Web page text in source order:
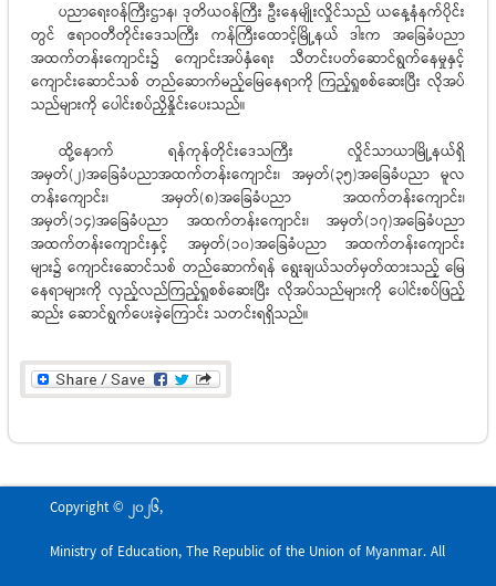
ပညာရေးဝန်ကြီးဌာန၊ ဒုတိယဝန်ကြီး ဦးနေမျိုးလှိုင်သည် ယနေ့နံနက်ပိုင်း
တွင် ဧရာဝတီတိုင်းဒေသကြီး ကန်ကြီးထောင့်မြို့နယ် ဒါးက အခြေခံပညာ
အထက်တန်းကျောင်း၌ ကျောင်းအပ်နှံရေး သီတင်းပတ်ဆောင်ရွက်နေမှုနှင့်
ကျောင်းဆောင်သစ် တည်ဆောက်မည့်မြေနေရာကို ကြည့်ရှုစစ်ဆေးပြီး လိုအပ်
သည်များကို ပေါင်းစပ်ညှိနှိုင်းပေးသည်။
ထို့နောက် ရန်ကုန်တိုင်းဒေသကြီး လှိုင်သာယာမြို့နယ်ရှိ
အမှတ်(၂)အခြေခံပညာအထက်တန်းကျောင်း၊ အမှတ်(၃၅)အခြေခံပညာ မူလ
တန်းကျောင်း၊ အမှတ်(၈)အခြေခံပညာ အထက်တန်းကျောင်း၊
အမှတ်(၁၄)အခြေခံပညာ အထက်တန်းကျောင်း၊ အမှတ်(၁၇)အခြေခံပညာ
အထက်တန်းကျောင်းနှင့် အမှတ်(၁၀)အခြေခံပညာ အထက်တန်းကျောင်း
များ၌ ကျောင်းဆောင်သစ် တည်ဆောက်ရန် ရွေးချယ်သတ်မှတ်ထားသည့် မြေ
နေရာများကို လှည့်လည်ကြည့်ရှုစစ်ဆေးပြီး လိုအပ်သည်များကို ပေါင်းစပ်ဖြည့်
ဆည်း‌ ဆောင်ရွက်ပေးခဲ့‌ကြောင်း သတင်းရရှိသည်။
Copyright © 2026,
Ministry of Education, The Republic of the Union of Myanmar. All